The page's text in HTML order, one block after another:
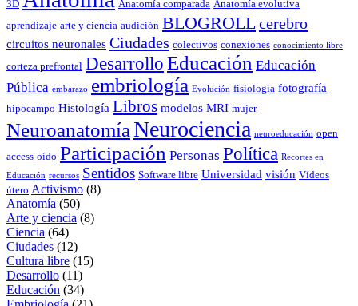
3D Anatomía comparada Anatomía evolutiva
aprendizaje arte y ciencia audición BLOGROLLcerebro
circuitos neuronales Ciudades colectivos conexiones conocimiento libre
corteza prefrontal Desarrollo Educación Educación
Pública embarazo embriología Evolución fisiología fotografía
hipocampo Histología Libros modelos MRI mujer
NeuroanatomíaNeurociencia neuroeducación open
access oído Participación Personas Política Recortes en
Educación recursos Sentidos Software libre Universidad visión Vídeos
útero Activismo (8)
Anatomía (50)
Arte y ciencia (8)
Ciencia (64)
Ciudades (12)
Cultura libre (15)
Desarrollo (11)
Educación (34)